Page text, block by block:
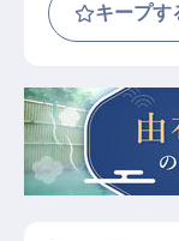
キープす